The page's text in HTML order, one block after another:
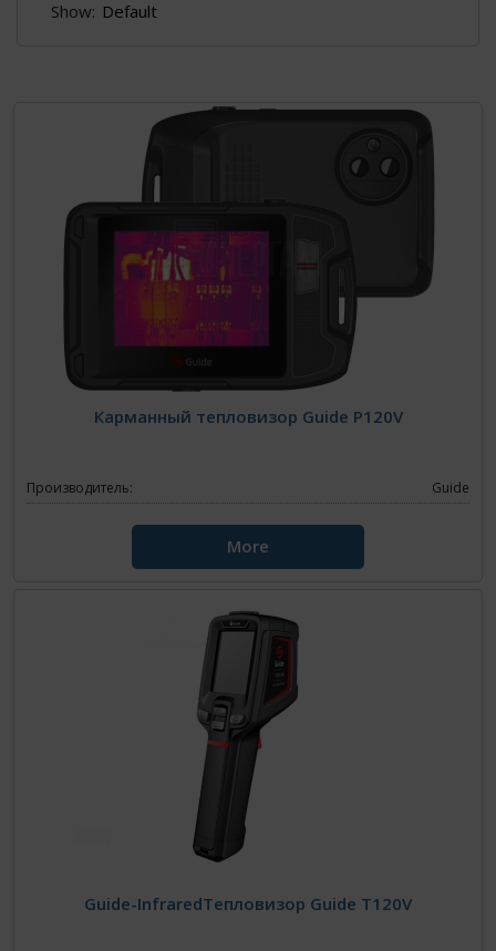
Show:
Карманный тепловизор Guide P120V
Производитель: Guide
More
Guide-InfraredТепловизор Guide Т120V